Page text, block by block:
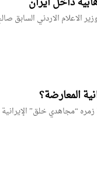
الاعلام الاردني السابق
المعارضة؟
“مجاهدي خلق” الإيرانية